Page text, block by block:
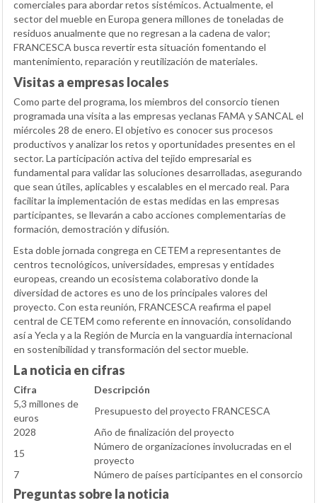
comerciales para abordar retos sistémicos. Actualmente, el
sector del mueble en Europa genera millones de toneladas de
residuos anualmente que no regresan a la cadena de valor;
FRANCESCA busca revertir esta situación fomentando el
mantenimiento, reparación y reutilización de materiales.
Visitas a empresas locales
Como parte del programa, los miembros del consorcio tienen
programada una visita a las empresas yeclanas FAMA y SANCAL el
miércoles 28 de enero. El objetivo es conocer sus procesos
productivos y analizar los retos y oportunidades presentes en el
sector. La participación activa del tejido empresarial es
fundamental para validar las soluciones desarrolladas, asegurando
que sean útiles, aplicables y escalables en el mercado real. Para
facilitar la implementación de estas medidas en las empresas
participantes, se llevarán a cabo acciones complementarias de
formación, demostración y difusión.
Esta doble jornada congrega en CETEM a representantes de
centros tecnológicos, universidades, empresas y entidades
europeas, creando un ecosistema colaborativo donde la
diversidad de actores es uno de los principales valores del
proyecto. Con esta reunión, FRANCESCA reafirma el papel
central de CETEM como referente en innovación, consolidando
así a Yecla y a la Región de Murcia en la vanguardia internacional
en sostenibilidad y transformación del sector mueble.
La noticia en cifras
Cifra
Descripción
5,3 millones de
euros
Presupuesto del proyecto FRANCESCA
2028
Año de finalización del proyecto
15
Número de organizaciones involucradas en el
proyecto
7
Número de países participantes en el consorcio
Preguntas sobre la noticia